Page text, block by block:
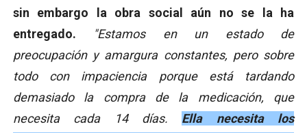
sin embargo la obra social aún no se la ha
entregado.
"Estamos en un estado de
preocupación y amargura constantes, pero sobre
todo con impaciencia porque está tardando
demasiado la compra de la medicación, que
necesita cada 14 días. Ella necesita los